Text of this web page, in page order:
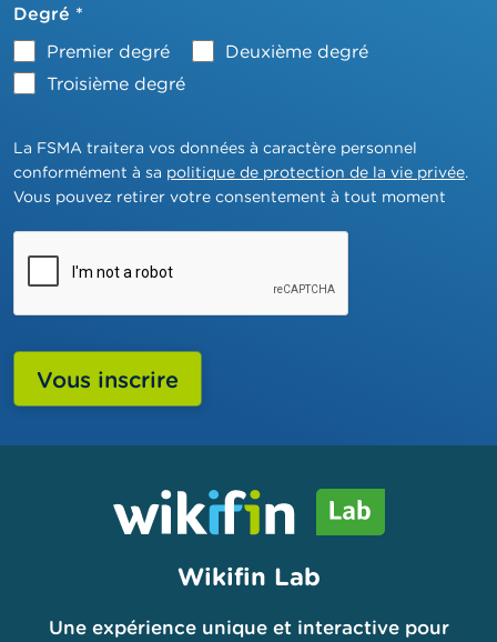
Degré *
Premier degré
Deuxième degré
Troisième degré
La FSMA traitera vos données à caractère personnel
conformément à sa politique de protection de la vie privée.
Vous pouvez retirer votre consentement à tout moment
Wikifin Lab
Une expérience unique et interactive pour